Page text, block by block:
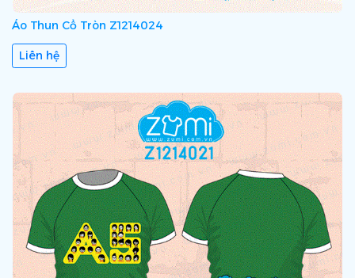
Áo Thun Cổ Tròn Z1214024
Liên hệ